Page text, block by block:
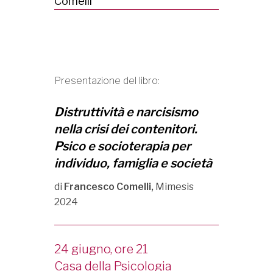
Presentazione del libro:
Distruttività e narcisismo
nella crisi dei contenitori.
Psico e socioterapia per
individuo, famiglia esocietà
di Francesco Comelli, Mimesis
2024
24 giugno, ore 21
Casa della Psicologia